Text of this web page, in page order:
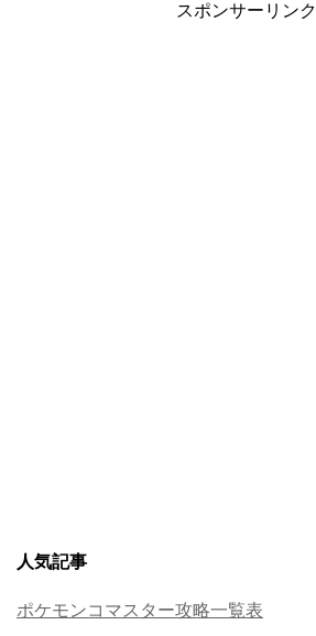
スポンサーリンク
人気記事
ポケモンコマスター攻略一覧表